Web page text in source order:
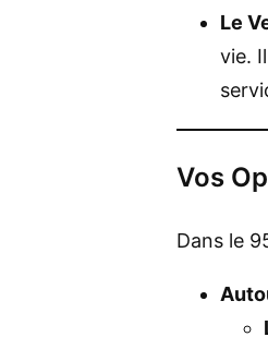
Le
vie.
Vos
Dans le